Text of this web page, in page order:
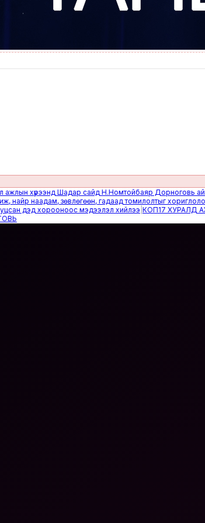
хүрээнд Шадар сайд Н.Номтойбаяр Дорноговь аймагт
наадам, зөвлөгөөн, гадаад томилолтыг хориглолоо|
хорооноос мэдээлэл хийлээ|КОП17 ХУРАЛД